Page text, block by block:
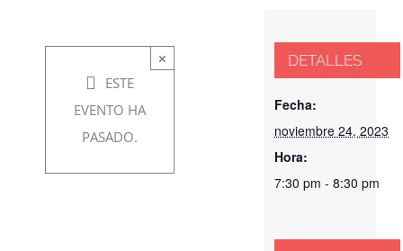
×
ESTE
EVENTO HA
PASADO.
noviembre
24, 2023 @
7:30 pm
8:30 pm
DETALLES
Fecha:
noviembre 24, 2023
Hora:
7:30 pm - 8:30 pm